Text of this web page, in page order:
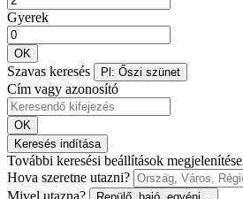
Gyerek
OK
Szavas keresés Pl: Őszi szünet
Cím vagy azonosító
OK
Keresés indítása
További keresési beállítások megjelenítése
Hova szeretne utazni?
Mivel utazna?